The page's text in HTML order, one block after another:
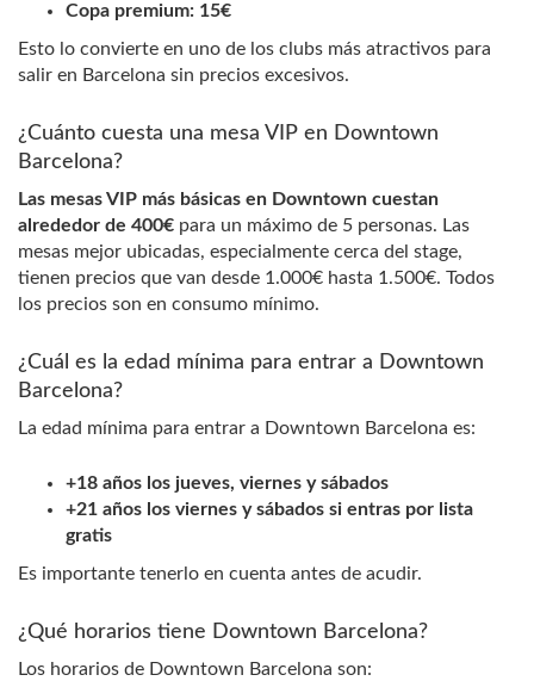
Copa premium: 15€
Esto lo convierte en uno de los clubs más atractivos para
salir en Barcelona sin precios excesivos.
¿Cuánto cuesta una mesa VIP en Downtown
Barcelona?
Las mesas VIP más básicas en Downtown cuestan
alrededor de 400€ para un máximo de 5 personas. Las
mesas mejor ubicadas, especialmente cerca del stage,
tienen precios que van desde 1.000€ hasta 1.500€. Todos
los precios son en consumo mínimo.
¿Cuál es la edad mínima para entrar a Downtown
Barcelona?
La edad mínima para entrar a Downtown Barcelona es:
+18 años los jueves, viernes y sábados
+21 años los viernes y sábados si entras por lista
gratis
Es importante tenerlo en cuenta antes de acudir.
¿Qué horarios tiene Downtown Barcelona?
Los horarios de Downtown Barcelona son: